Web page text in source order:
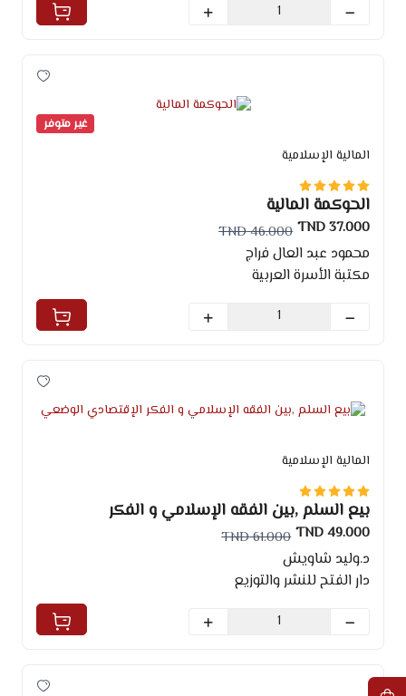
غير متوفر
المالية الإسلامية
الحوكمة المالية
37.000 TND
46.000 TND
محمود عبد العال فراج
مكتبة الأسرة العربية
المالية الإسلامية
بيع السلم ,بين الفقه الإسلامي و الفكر
الإقتصادي الوضعي
49.000 TND
61.000 TND
د.وليد شاويش
دار الفتح للنشر والتوزيع